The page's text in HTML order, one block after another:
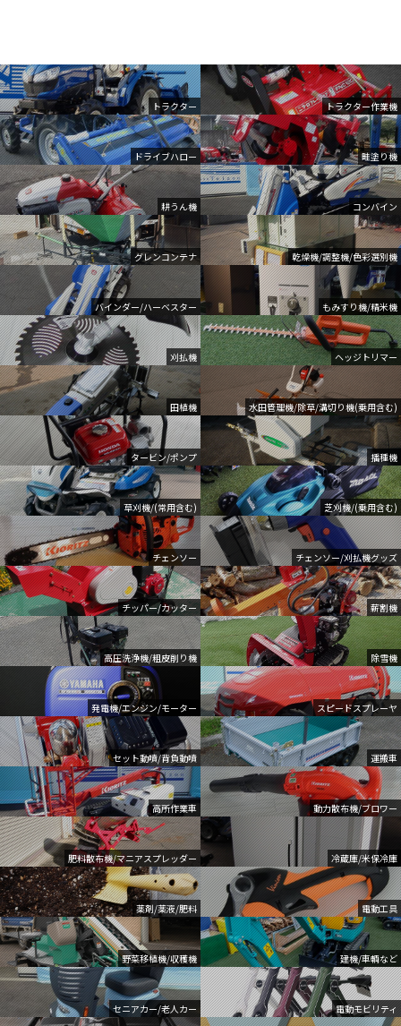
トラクター トラクター作業機
ドライブハロー 畦塗り機
耕うん機 コンバイン
グレンコンテナ 乾燥機/調整機/色彩選別機
バインダー/ハーベスター もみすり機/精米機
刈払機 ヘッジトリマー
田植機 水田管理機/除草/溝切り機(乗用含む)
タービン/ポンプ 播種機
草刈機/(常用含む) 芝刈機/(乗用含む)
チェンソー チェンソー/刈払機グッズ
チッパー/カッター 薪割機
高圧洗浄機/粗皮削り機 除雪機
発電機/エンジン/モーター スピードスプレーヤ
セット動噴/背負動噴 運搬車
高所作業車 動力散布機/ブロワー
肥料散布機/マニアスプレッダー 冷蔵庫/米保冷庫
薬剤/薬液/肥料 電動工具
野菜移植機/収穫機 建機/車輌など
セニアカー/老人カー 電動モビリティ